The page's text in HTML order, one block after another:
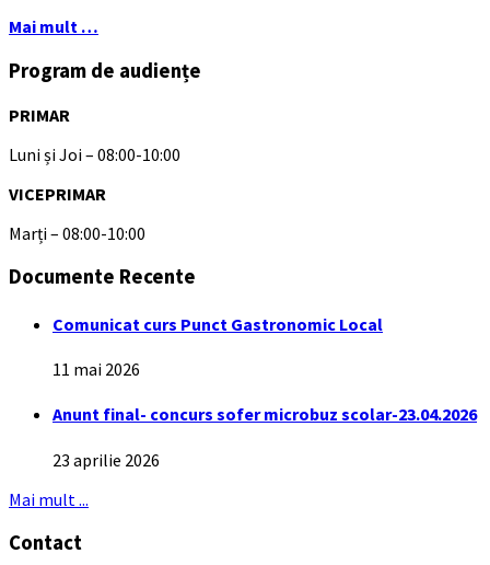
Mai mult …
Program de audiențe
PRIMAR
Luni și Joi – 08:00-10:00
VICEPRIMAR
Marți – 08:00-10:00
Documente Recente
Comunicat curs Punct Gastronomic Local
11 mai 2026
Anunt final- concurs sofer microbuz scolar-23.04.2026
23 aprilie 2026
Mai mult ...
Contact